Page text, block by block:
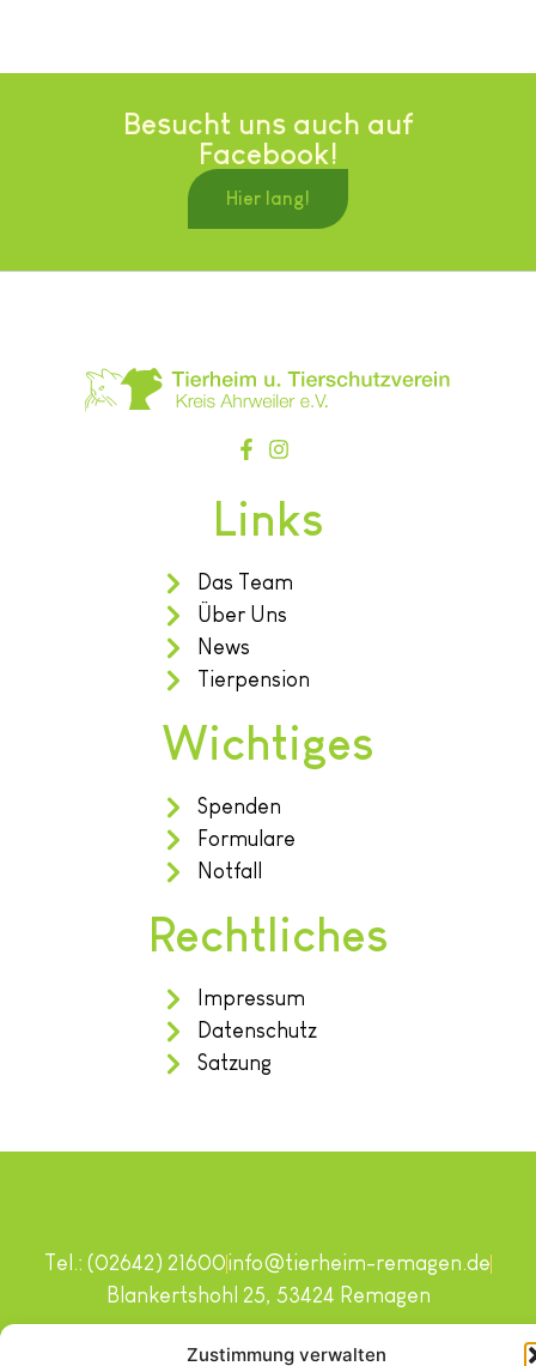
Zustimmung verwalten
Besucht uns auch auf
Facebook!
Hier lang!
Links
Das Team
Über Uns
News
Tierpension
Wichtiges
Spenden
Formulare
Notfall
Rechtliches
Impressum
Datenschutz
Satzung
Copyright © 2024. Alle Rechte vorbehalten.
Tel.: (02642) 21600info@tierheim-remagen.de
Blankertshohl 25, 53424 Remagen